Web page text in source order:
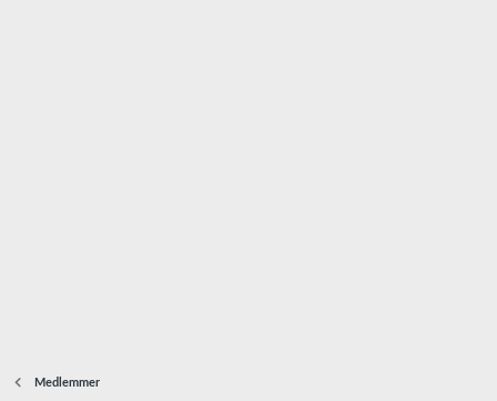
Medlemmer